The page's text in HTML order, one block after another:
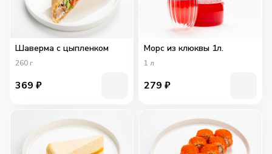
Шаверма с цыпленком
260 г
369 ₽
Морс из клюквы 1л.
1 л
279 ₽